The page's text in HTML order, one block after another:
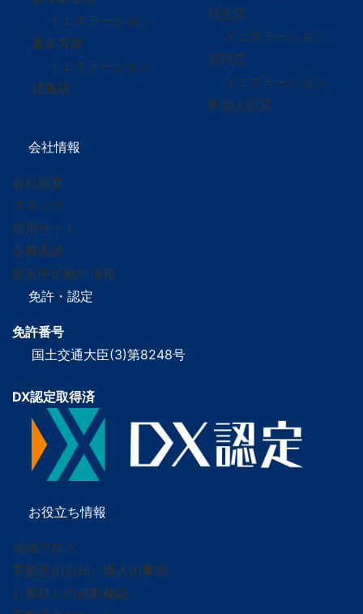
イエステーション
喜多方店
イエステーション
福島店
日立店
イエステーション
那珂店
イエステーション
常陸太田店
会社情報
会社概要
スタッフ
採用サイト
売買実績
販売中の物件情報
免許・認定
免許番号
国土交通大臣(3)第8248号
DX認定取得済
お役立ち情報
地域ブログ
不動産の売却／購入の事例
お客様との感動秘話